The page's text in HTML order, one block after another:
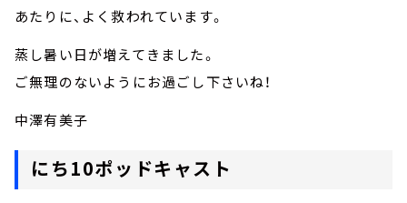
あたりに、よく救われています。
蒸し暑い日が増えてきました。
ご無理のないようにお過ごし下さいね！
中澤有美子
にち10ポッドキャスト